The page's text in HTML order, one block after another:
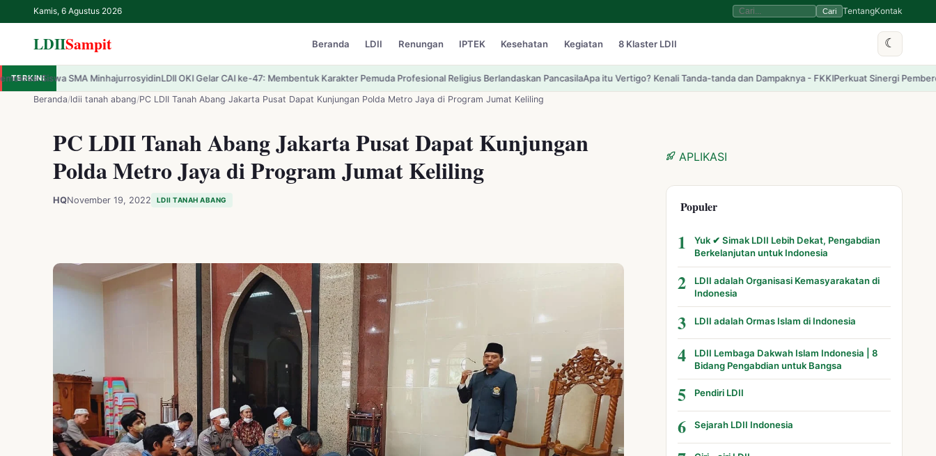
Kamis, 6 Agustus 2026 Cari TentangKontak
LDIISampit Beranda LDII Renungan IPTEK Kesehatan Kegiatan 8 Klaster LDII ☾
LDIISampit ✕
Beranda
LDII
Renungan
Kesehatan
TERKINI LDII OKI Gelar CAI ke-47: Membentuk Karakter Pemuda Profesional Religius Berlandaskan PancasilaApa itu Vertigo? Kenali Tanda-tanda dan Dampaknya - FKKI Perkuat Sinergi Pemberdayaan Umat, LDII
Beranda/ldii tanah abang/PC LDII Tanah Abang Jakarta Pusat Dapat Kunjungan Polda Metro Jaya di Program Jumat Keliling
PC LDII Tanah Abang Jakarta Pusat Dapat Kunjungan
Polda Metro Jaya di Program Jumat Keliling
HQNovember 19, 2022 LDII TANAH ABANG
APLIKASI
Populer
1
Yuk ✔ Simak LDII Lebih Dekat, Pengabdian
Berkelanjutan untuk Indonesia
2
LDII adalah Organisasi Kemasyarakatan di
Indonesia
3 LDII adalah Ormas Islam di Indonesia
4
LDII Lembaga Dakwah Islam Indonesia | 8
Bidang Pengabdian untuk Bangsa
5 Pendiri LDII
6 Sejarah LDII Indonesia